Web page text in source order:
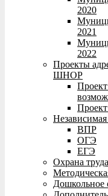
2020
2021
2022
Проекты
ШНОР
Проект
Независимая
ВПР
ОГЭ
ЕГЭ
Охрана труда
Дошкольное